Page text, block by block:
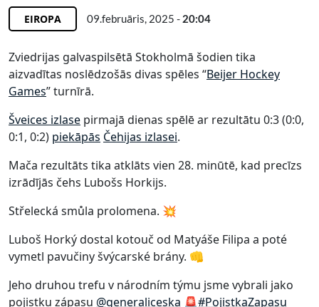
EIROPA 09.februāris, 2025 - 20:04
Zviedrijas galvaspilsētā Stokholmā šodien tika
aizvadītas noslēdzošās divas spēles “Beijer Hockey
Games” turnīrā.
Šveices izlase pirmajā dienas spēlē ar rezultātu 0:3 (0:0,
0:1, 0:2) piekāpās Čehijas izlasei.
Mača rezultāts tika atklāts vien 28. minūtē, kad precīzs
izrādījās čehs Lubošs Horkijs.
Střelecká smůla prolomena. 💥
Luboš Horký dostal kotouč od Matyáše Filipa a poté
vymetl pavučiny švýcarské brány. 👊
Jeho druhou trefu v národním týmu jsme vybrali jako
pojistku zápasu @generaliceska 🚨#PojistkaZapasu